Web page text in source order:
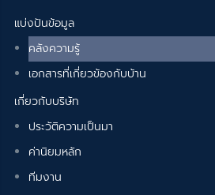
แบ่งปันข้อมูล
คลังความรู้
เอกสารที่เกี่ยวข้องกับบ้าน
เกี่ยวกับบริษัท
ประวัติความเป็นมา
ค่านิยมหลัก
ทีมงาน